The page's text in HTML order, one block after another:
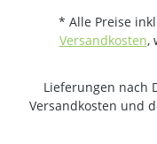
* Alle Preise
Versandkosten,
Lieferungen nach
Versandkosten und